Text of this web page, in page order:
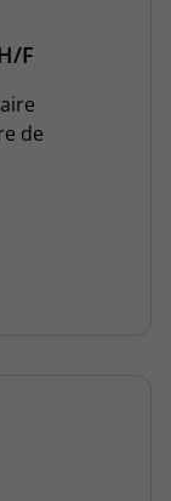
F
de